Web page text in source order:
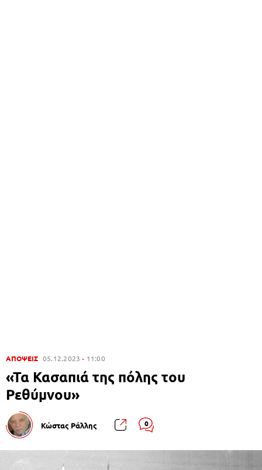
ΑΠΟΨΕΙΣ 05.12.2023 11:00
«Τα Κασαπιά της πόλης του
Ρεθύμνου»
Κώστας Ράλλης 0